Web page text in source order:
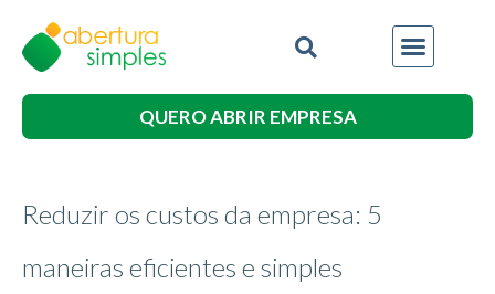
QUERO ABRIR EMPRESA
Reduzir os custos da empresa: 5
maneiras eficientes e simples